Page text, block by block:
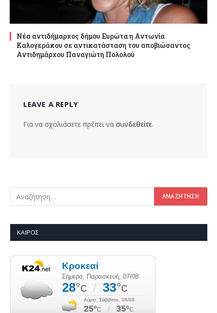
Νέα αντιδήμαρχος δήμου Ευρώτα η Αντωνία
Καλογεράκου σε αντικατάσταση του αποβιώσαντος
Αντιδημάρχου Παναγιώτη Πολολού
LEAVE A REPLY
Για να σχολιάσετε πρέπει να συνδεθείτε.
ΚΑΙΡΌΣ